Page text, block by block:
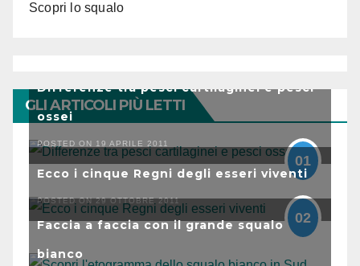
Scopri lo squalo
GLI ARTICOLI PIÙ LETTI
Differenze tra pesci cartilaginei e pesci
ossei
POSTED ON 19 APRILE 2011
01
Ecco i cinque Regni degli esseri viventi
POSTED ON 29 OTTOBRE 2011
02
Faccia a faccia con il grande squalo
bianco